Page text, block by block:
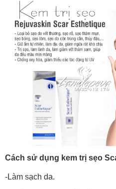
Cách sử dụng kem trị sẹo
-Làm sạch da.